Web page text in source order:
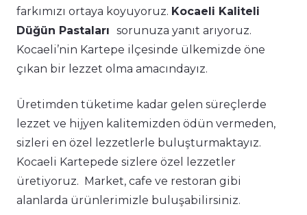
farkımızı ortaya koyuyoruz. Kocaeli Kaliteli
Düğün Pastaları sorunuza yanıt arıyoruz.
Kocaeli’nin Kartepe ilçesinde ülkemizde öne
çıkan bir lezzet olma amacındayız.
Üretimden tüketime kadar gelen süreçlerde
lezzet ve hijyen kalitemizden ödün vermeden,
sizleri en özel lezzetlerle buluşturmaktayız.
Kocaeli Kartepede sizlere özel lezzetler
üretiyoruz. Market, cafe ve restoran gibi
alanlarda ürünlerimizle buluşabilirsiniz.